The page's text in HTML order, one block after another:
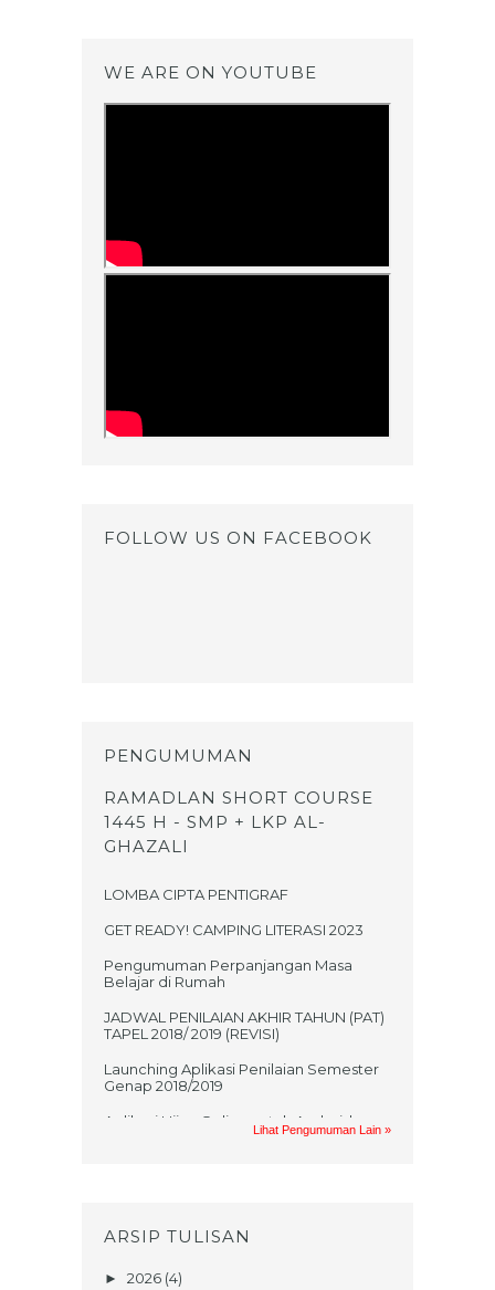
WE ARE ON YOUTUBE
FOLLOW US ON FACEBOOK
PENGUMUMAN
RAMADLAN SHORT COURSE
1445 H - SMP + LKP AL-
GHAZALI
LOMBA CIPTA PENTIGRAF
GET READY! CAMPING LITERASI 2023
Pengumuman Perpanjangan Masa
Belajar di Rumah
JADWAL PENILAIAN AKHIR TAHUN (PAT)
TAPEL 2018/ 2019 (REVISI)
Launching Aplikasi Penilaian Semester
Genap 2018/2019
Aplikasi Ujian Online untuk Android
FILM KISAH KELAHIRAN NABI
Lihat Pengumuman Lain »
ARSIP TULISAN
► 2026 (4)